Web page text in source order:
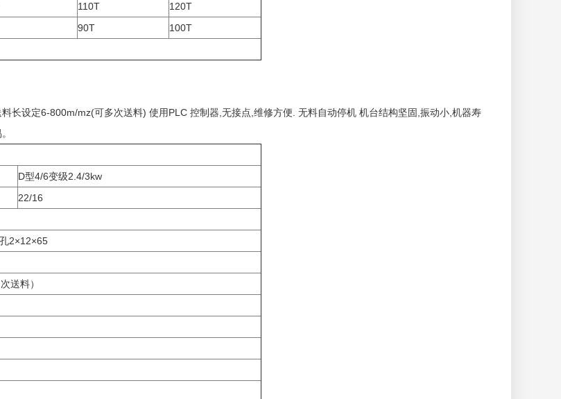
110T
120T
90T
100T
长设定6-800m/mz(可多次送料) 使用PLC 控制器,无接点,维修方便. 无料自动停机 机台结构坚固,振动小,机器寿
D型4/6变级2.4/3kw
22/16
2×12×65
送料）